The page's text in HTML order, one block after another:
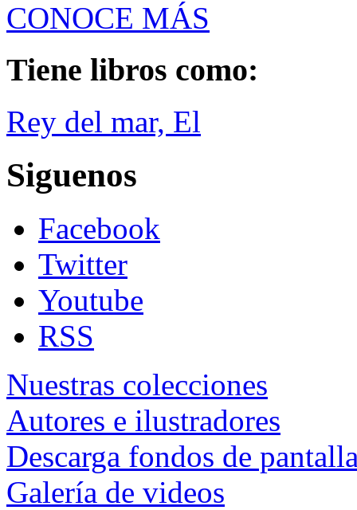
CONOCE MÁS
Tiene libros como:
Rey del mar, El
Siguenos
Facebook
Twitter
Youtube
RSS
Nuestras colecciones
Autores e ilustradores
Descarga fondos de
Galería de videos